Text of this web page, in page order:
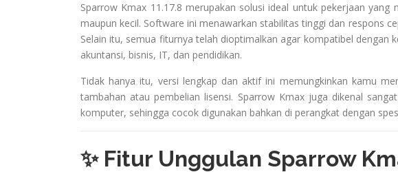
Sparrow Kmax 11.17.8 merupakan solusi ideal untuk pekerjaan
maupun kecil. Software ini menawarkan stabilitas tinggi dan respons
Selain itu, semua fiturnya telah dioptimalkan agar kompatibel dengan
akuntansi, bisnis, IT, dan pendidikan.
Tidak hanya itu, versi lengkap dan aktif ini memungkinkan kamu
tambahan atau pembelian lisensi. Sparrow Kmax juga dikenal
komputer, sehingga cocok digunakan bahkan di perangkat dengan
✨ Fitur Unggulan Sparrow